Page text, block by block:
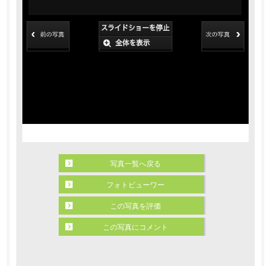
写真一覧へ戻る
フォトビューワー
この写真を評価
この写真にコメント